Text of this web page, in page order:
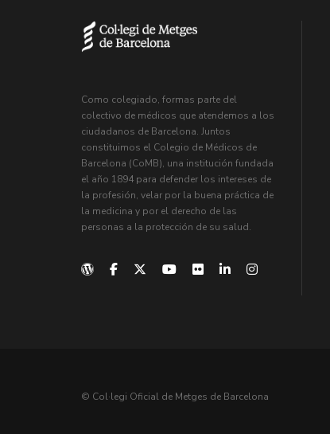
Como colegiado, formas parte del
colectivo de médicos que atendemos a los
ciudadanos de Barcelona. Juntos
constituimos el Colegio de Médicos de
Barcelona (CoMB), una institución fundada
el año 1894 para defender los intereses de
la profesión, velar por la buena práctica de
la medicina y por el derecho de las
personas a la protección de su salud.
© Col·legi Oficial de Metges de Barcelona